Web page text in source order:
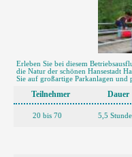
Erleben Sie bei diesem
die Natur der schönen Hansestadt
Sie auf großartige Parkanlagen und
Teilnehmer Dauer
20 bis 70 5,5